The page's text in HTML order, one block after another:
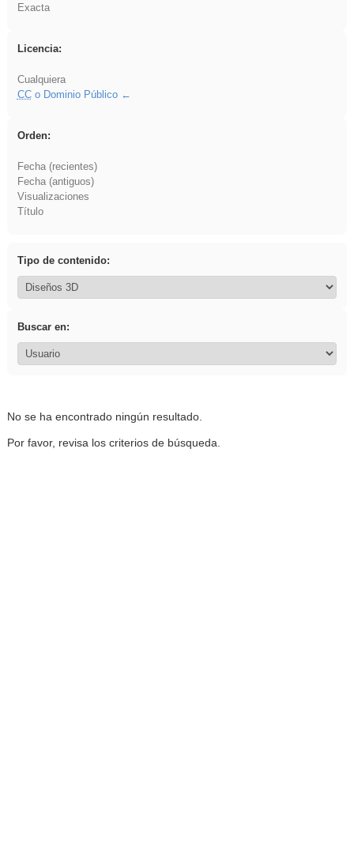
Exacta
Licencia:
Cualquiera
CCo Dominio Público
Orden:
Fecha (recientes)
Fecha (antiguos)
Visualizaciones
Título
Tipo de contenido:
Buscar en:
No se ha encontrado ningún resultado.
Por favor, revisa los criterios de búsqueda.